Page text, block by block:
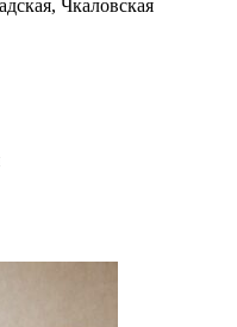
Чкаловская